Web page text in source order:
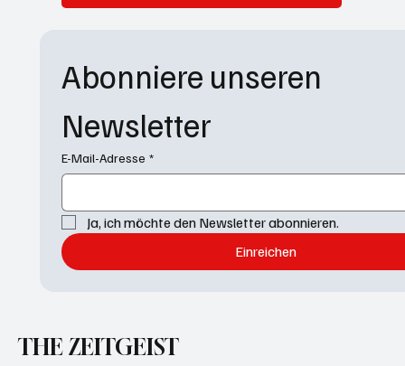
Abonniere unseren
Newsletter
E-Mail-Adresse *
Ja, ich möchte den Newsletter abonnieren.
Einreichen
THE ZEITGEIST